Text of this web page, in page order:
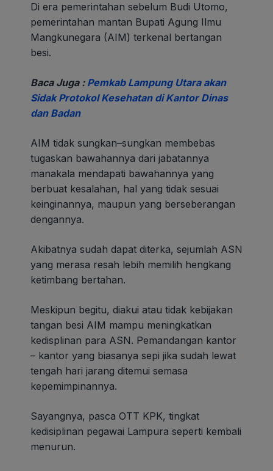
Di era pemerintahan sebelum Budi Utomo,
pemerintahan mantan Bupati Agung Ilmu
Mangkunegara (AIM) terkenal bertangan
besi.
Baca Juga : Pemkab Lampung Utara akan
Sidak Protokol Kesehatan di Kantor Dinas
dan Badan
AIM tidak sungkan–sungkan membebas
tugaskan bawahannya dari jabatannya
manakala mendapati bawahannya yang
berbuat kesalahan, hal yang tidak sesuai
keinginannya, maupun yang berseberangan
dengannya.
Akibatnya sudah dapat diterka, sejumlah ASN
yang merasa resah lebih memilih hengkang
ketimbang bertahan.
Meskipun begitu, diakui atau tidak kebijakan
tangan besi AIM mampu meningkatkan
kedisplinan para ASN. Pemandangan kantor
– kantor yang biasanya sepi jika sudah lewat
tengah hari jarang ditemui semasa
kepemimpinannya.
Sayangnya, pasca OTT KPK, tingkat
kedisiplinan pegawai Lampura seperti kembali
menurun.